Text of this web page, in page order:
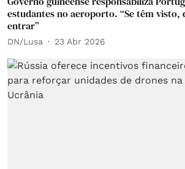
estudantes no aeroporto. “Se têm visto,
entrar”
DN/Lusa 23 Abr 2026